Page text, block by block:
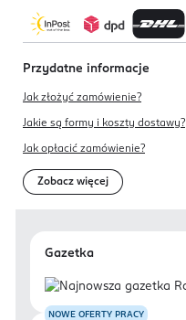
Przydatne informacje
Jak złożyć zamówienie?
Jakie są formy i koszty dostawy?
Jak opłacić zamówienie?
Zobacz więcej
Gazetka
NOWE OFERTY PRACY